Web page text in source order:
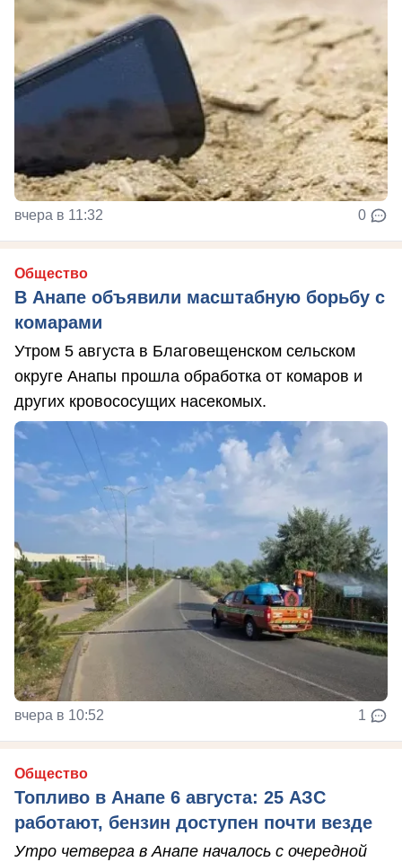
вчера в 11:32 0
Общество
В Анапе объявили масштабную борьбу с
комарами
Утром 5 августа в Благовещенском сельском
округе Анапы прошла обработка от комаров и
других кровососущих насекомых.
вчера в 10:52 1
Общество
Топливо в Анапе 6 августа: 25 АЗС
работают, бензин доступен почти везде
Утро четверга в Анапе началось с очередной